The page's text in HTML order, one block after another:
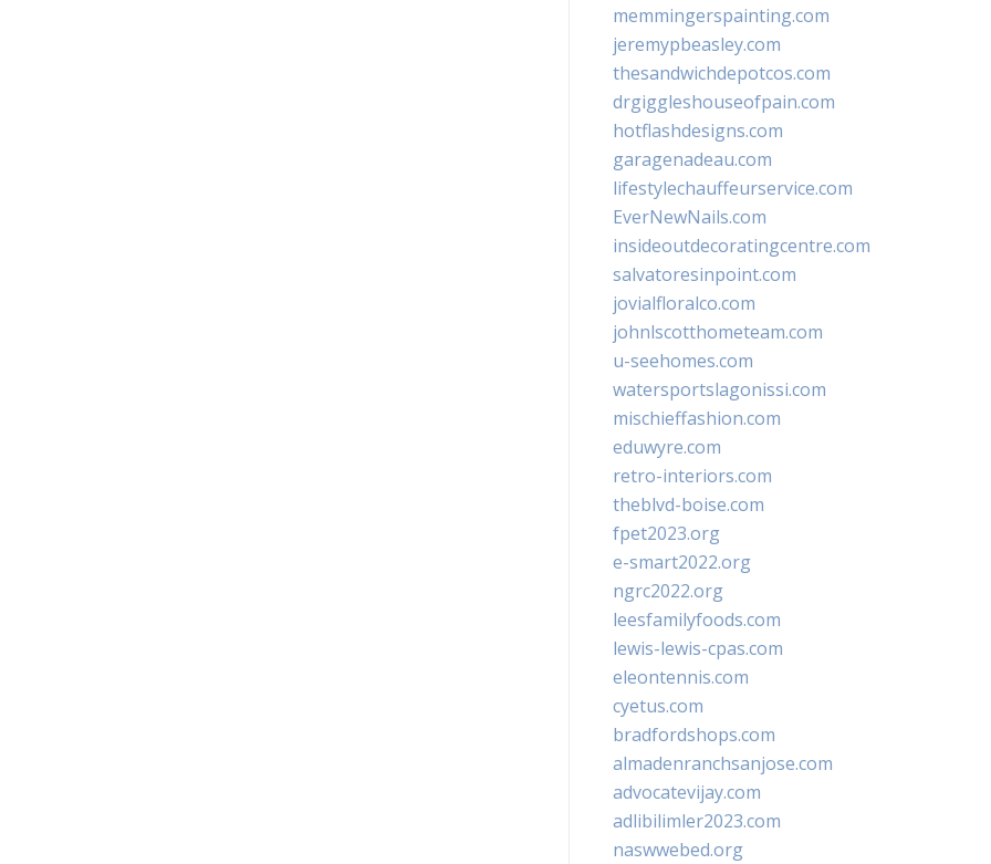
memmingerspainting.com
jeremypbeasley.com
thesandwichdepotcos.com
drgiggleshouseofpain.com
hotflashdesigns.com
garagenadeau.com
lifestylechauffeurservice.com
EverNewNails.com
insideoutdecoratingcentre.com
salvatoresinpoint.com
jovialfloralco.com
johnlscotthometeam.com
u-seehomes.com
watersportslagonissi.com
mischieffashion.com
eduwyre.com
retro-interiors.com
theblvd-boise.com
fpet2023.org
e-smart2022.org
ngrc2022.org
leesfamilyfoods.com
lewis-lewis-cpas.com
eleontennis.com
cyetus.com
bradfordshops.com
almadenranchsanjose.com
advocatevijay.com
adlibilimler2023.com
naswwebed.org